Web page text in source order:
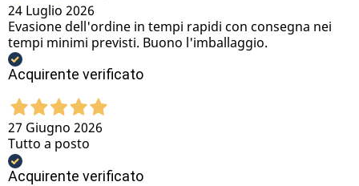
24 Luglio 2026
Evasione dell'ordine in tempi rapidi con consegna nei
tempi minimi previsti. Buono l'imballaggio.
Acquirente verificato
27 Giugno 2026
Tutto a posto
Acquirente verificato